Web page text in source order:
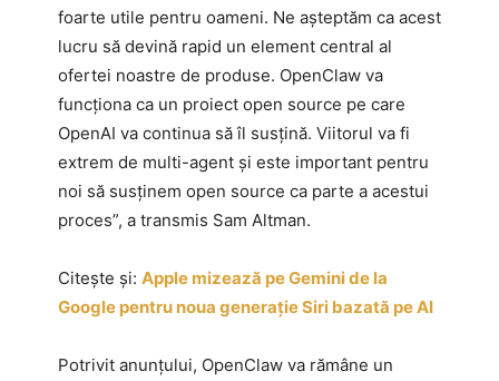
foarte utile pentru oameni. Ne așteptăm ca acest
lucru să devină rapid un element central al
ofertei noastre de produse. OpenClaw va
funcționa ca un proiect open source pe care
OpenAI va continua să îl susțină. Viitorul va fi
extrem de multi-agent și este important pentru
noi să susținem open source ca parte a acestui
proces”, a transmis Sam Altman.
Citește și: Apple mizează pe Gemini de la
Google pentru noua generație Siri bazată pe AI
Potrivit anunțului, OpenClaw va rămâne un